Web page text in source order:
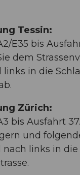
Tessin:
E35 bis
dem
links in die
Zürich:
bis Ausfahrt
und
nach links in